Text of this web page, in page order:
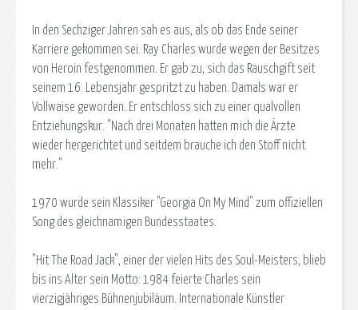
In den Sechziger Jahren sah es aus, als ob das Ende seiner
Karriere gekommen sei. Ray Charles wurde wegen der Besitzes
von Heroin festgenommen. Er gab zu, sich das Rauschgift seit
seinem 16. Lebensjahr gespritzt zu haben. Damals war er
Vollwaise geworden. Er entschloss sich zu einer qualvollen
Entziehungskur. "Nach drei Monaten hatten mich die Ärzte
wieder hergerichtet und seitdem brauche ich den Stoff nicht
mehr."
1970 wurde sein Klassiker "Georgia On My Mind" zum offiziellen
Song des gleichnamigen Bundesstaates.
"Hit The Road Jack", einer der vielen Hits des Soul-Meisters, blieb
bis ins Alter sein Motto: 1984 feierte Charles sein
vierzigjähriges Bühnenjubiläum. Internationale Künstler